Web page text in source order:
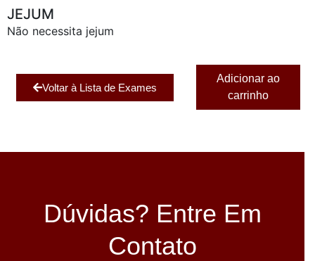
JEJUM
Não necessita jejum
Voltar à Lista de Exames
Adicionar ao
carrinho
Dúvidas? Entre Em
Contato